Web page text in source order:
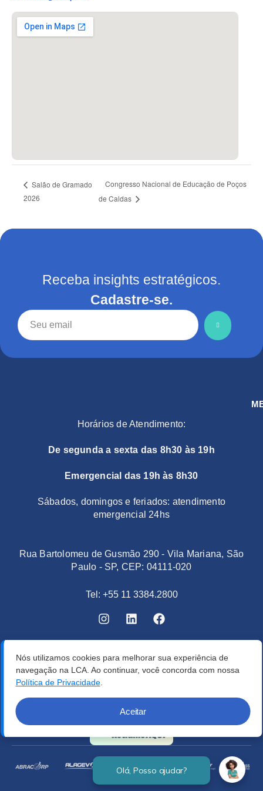
Salão de Gramado
2026
Congresso Nacional de Educação de Poços
de Caldas
Receba insights estratégicos.
Cadastre-se.
Horários de Atendimento:
De segunda a sexta das 8h30 às 19h
Emergencial das 19h às 8h30
Sábados, domingos e feriados: atendimento
emergencial 24hs
Rua Bartolomeu de Gusmão 290 - Vila Mariana, São
Paulo - SP, CEP: 04111-020
Tel: +55 11 3384.2800
Verificada por
Nós utilizamos cookies para melhorar sua experiência de
navegação na LCA. Ao continuar, você concorda com nossa
Política de Privacidade.
Aceitar